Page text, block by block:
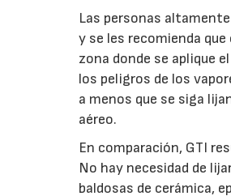
Las personas
y se les recomienda
zona donde se aplique
los peligros de los
a menos que se siga
aéreo.
En comparación, GTI
No hay necesidad de
baldosas de cerámica,